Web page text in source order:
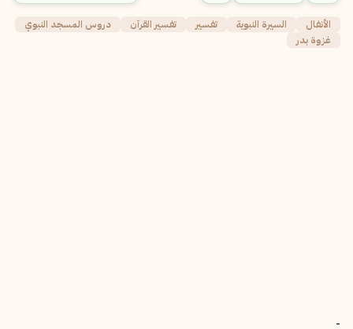
الأنفال السيرة النبوية تفسير تفسير القرآن
دروس المسجد النبوي
غزوة بدر
-